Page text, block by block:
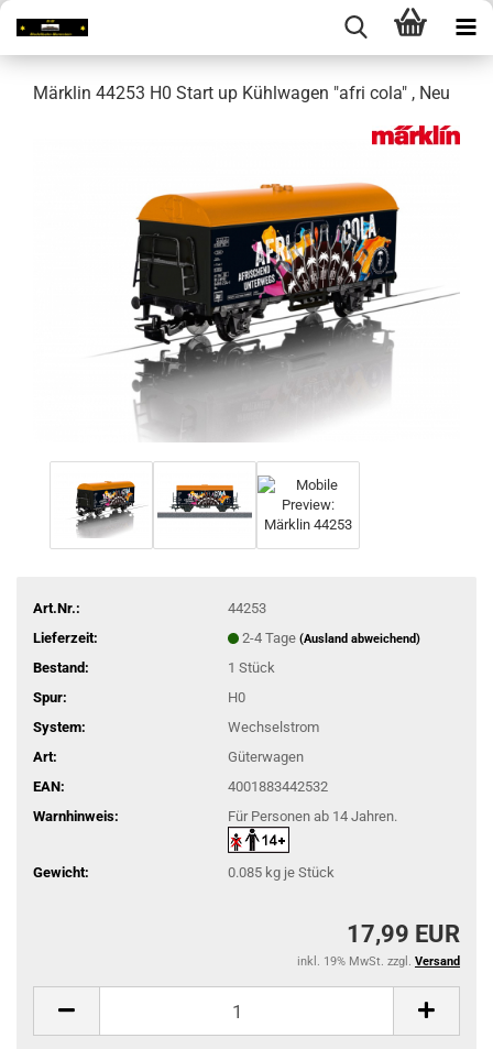
Märklin 44253 H0 Start up Kühlwagen "afri cola" , Neu
Art.Nr.:
44253
Lieferzeit:
2-4 Tage (Ausland abweichend)
Bestand: 1 Stück
Spur:
H0
System:
Wechselstrom
Art:
Güterwagen
EAN:
4001883442532
Warnhinweis:
Für Personen ab 14 Jahren.
Gewicht: 0.085kg je Stück
17,99 EUR
inkl. 19% MwSt. zzgl. Versand